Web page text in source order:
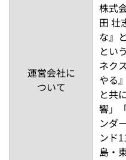
運営会社に
ついて
株式
田 壮
な』
とい
ネク
やる
と共
響」
ンダ
ンド
島・